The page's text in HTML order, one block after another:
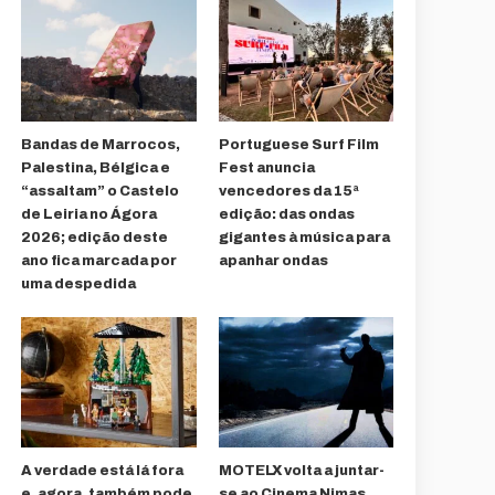
Bandas de Marrocos,
Palestina, Bélgica e
“assaltam” o Castelo
de Leiria no Ágora
2026; edição deste
ano fica marcada por
uma despedida
Portuguese Surf Film
Fest anuncia
vencedores da 15ª
edição: das ondas
gigantes à música para
apanhar ondas
A verdade está lá fora
MOTELX volta a juntar-